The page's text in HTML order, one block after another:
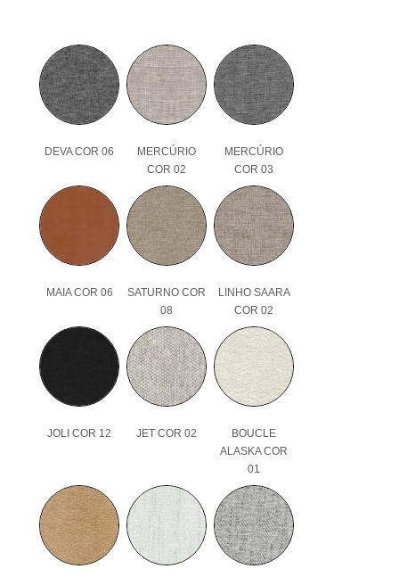
DEVA COR 06
MERCÚRIO
COR 02
MERCÚRIO
COR 03
MAIA COR 06
SATURNO COR
08
LINHO SAARA
COR 02
JOLI COR 12 JET COR 02
BOUCLE
ALASKA COR
01